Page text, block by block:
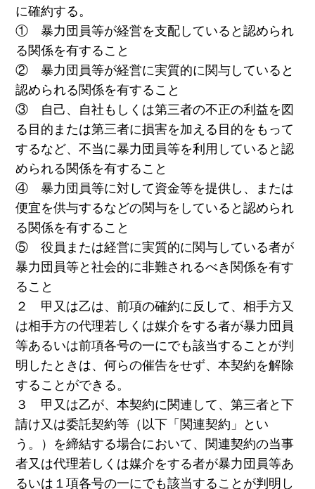
に確約する。
① 暴力団員等が経営を支配していると認められ
る関係を有すること
② 暴力団員等が経営に実質的に関与していると
認められる関係を有すること
③ 自己、自社もしくは第三者の不正の利益を図
る目的または第三者に損害を加える目的をもって
するなど、不当に暴力団員等を利用していると認
められる関係を有すること
④ 暴力団員等に対して資金等を提供し、または
便宜を供与するなどの関与をしていると認められ
る関係を有すること
⑤ 役員または経営に実質的に関与している者が
暴力団員等と社会的に非難されるべき関係を有す
ること
２ 甲又は乙は、前項の確約に反して、相手方又
は相手方の代理若しくは媒介をする者が暴力団員
等あるいは前項各号の一にでも該当することが判
明したときは、何らの催告をせず、本契約を解除
することができる。
３ 甲又は乙が、本契約に関連して、第三者と下
請け又は委託契約等（以下「関連契約」とい
う。）を締結する場合において、関連契約の当事
者又は代理若しくは媒介をする者が暴力団員等あ
るいは１項各号の一にでも該当することが判明し